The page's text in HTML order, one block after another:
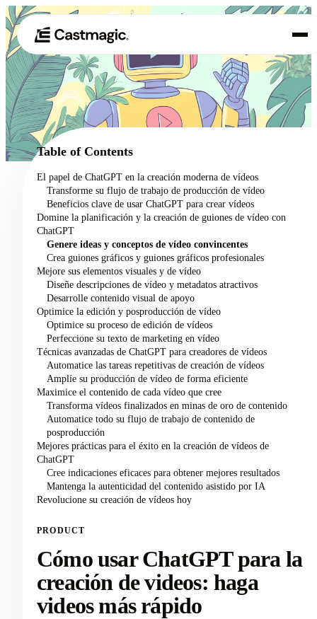
01 Producto
02 Casos de uso
Precios
Acerca de nosotros
Table of Contents
El papel de ChatGPT en la creación moderna de vídeos
Transforme su flujo de trabajo de producción de vídeo
Beneficios clave de usar ChatGPT para crear vídeos
Domine la planificación y la creación de guiones de vídeo con
ChatGPT
Genere ideas y conceptos de vídeo convincentes
Crea guiones gráficos y guiones gráficos profesionales
Mejore sus elementos visuales y de vídeo
Diseñe descripciones de vídeo y metadatos atractivos
Desarrolle contenido visual de apoyo
Optimice la edición y posproducción de vídeo
Optimice su proceso de edición de vídeos
Perfeccione su texto de marketing en vídeo
Técnicas avanzadas de ChatGPT para creadores de vídeos
Automatice las tareas repetitivas de creación de vídeos
Amplíe su producción de vídeo de forma eficiente
Maximice el contenido de cada vídeo que cree
Transforma vídeos finalizados en minas de oro de contenido
Automatice todo su flujo de trabajo de contenido de
posproducción
Mejores prácticas para el éxito en la creación de vídeos de
ChatGPT
Cree indicaciones eficaces para obtener mejores resultados
Mantenga la autenticidad del contenido asistido por IA
Revolucione su creación de vídeos hoy
PRODUCT
Cómo usar ChatGPT para la
creación de videos: haga
videos más rápido